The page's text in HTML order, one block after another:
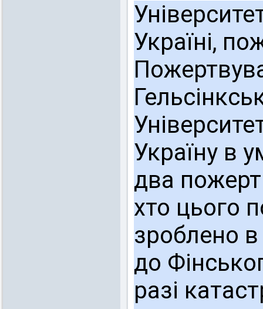
Україні,
Україну в
два
хто цього
зроблено в
до
разі